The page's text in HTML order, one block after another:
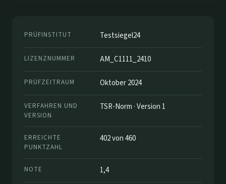
PRÜFINSTITUT Testsiegel24
LIZENZNUMMER AM_C1111_2410
PRÜFZEITRAUM Oktober 2024
VERFAHREN UND
VERSION
TSR-Norm · Version 1
ERREICHTE
PUNKTZAHL
402 von 460
NOTE 1,4